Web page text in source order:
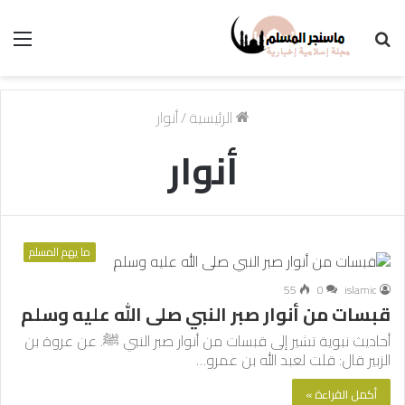
الرئيسية/أنوار
أنوار
ما يهم المسلم
islamic
0
55
قبسات من أنوار صبر النبي صلى الله عليه وسلم
أحاديث نبوية تشير إلى قبسات من أنوار صبر النبي ﷺ. عن عروة بن
الزبير قال: قلت لعبد الله بن عمرو…
أكمل القراءة »